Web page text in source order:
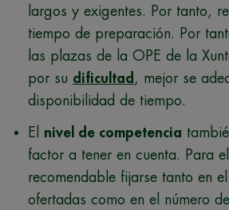
largos y exigentes. Por tanto,
tiempo de preparación. Por
las plazas de la OPE de la
por su dificultad , mejor se
disponibilidad de tiempo.
El nivel de competencia
factor a tener en cuenta. Para
recomendable fijarse tanto en
ofertadas como en el número